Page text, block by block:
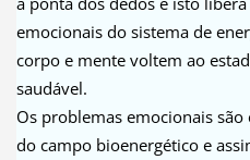
emocionais do sistema de
corpo e mente voltem ao
saudável.
Os problemas emocionais
do campo bioenergético e